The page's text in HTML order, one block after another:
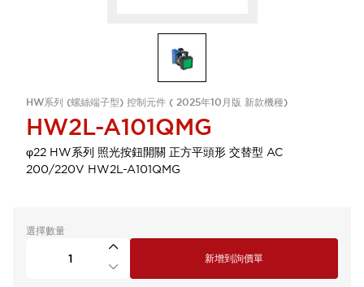
HW系列 (螺絲端子型) 控制元件 ( 2025年10月版 新款機種)
HW2L-A101QMG
φ22 HW系列 照光按鈕開關 正方平頭形 交替型 AC
200/220V HW2L-A101QMG
選擇數量
新增到詢價單